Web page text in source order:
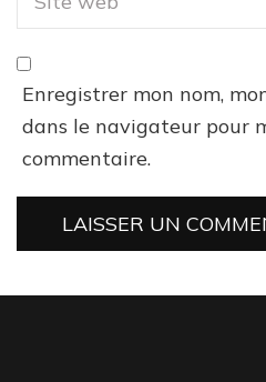
Enregistrer mon nom,
dans le navigateur pour
commentaire.